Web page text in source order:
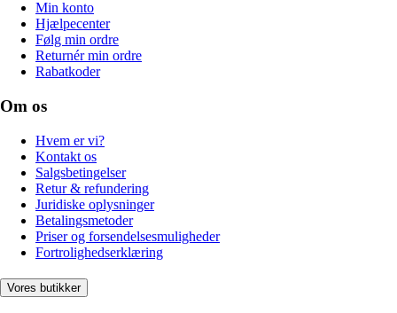
Min konto
Hjælpecenter
Følg min ordre
Returnér min ordre
Rabatkoder
Om os
Hvem er vi?
Kontakt os
Salgsbetingelser
Retur & refundering
Juridiske oplysninger
Betalingsmetoder
Priser og forsendelsesmuligheder
Fortrolighedserklæring
Vores butikker